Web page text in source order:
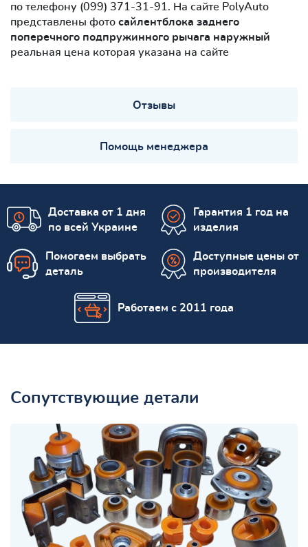
по телефону (099) 371-31-91. На сайте PolyAuto
представлены фото сайлентблокa заднего
поперечного подпружинного рычага наружный
реальная цена которая указана на сайте
Отзывы
Помощь менеджера
Доставка от 1 дня
по всей Украине
Гарантия 1 год на
изделия
Помогаем выбрать
деталь
Доступные цены от
производителя
Работаем с 2011 года
Сопутствующие детали